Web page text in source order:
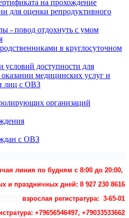
на прохождение
для оценки репродуктивного
- повод отдохнуть с умом
в круглосуточном
условий доступности для
медицинских услуг и
лиц с ОВЗ
организаций
с ОВЗ
линия по будням с 8:00 до 20:00,
и праздничных дней: 8 927 230 8616
взрослая регистратура: 3-65-01
+79656546497, +79033533662